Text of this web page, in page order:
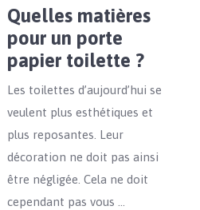
Quelles matières
pour un porte
papier toilette ?
Les toilettes d’aujourd’hui se
veulent plus esthétiques et
plus reposantes. Leur
décoration ne doit pas ainsi
être négligée. Cela ne doit
cependant pas vous …